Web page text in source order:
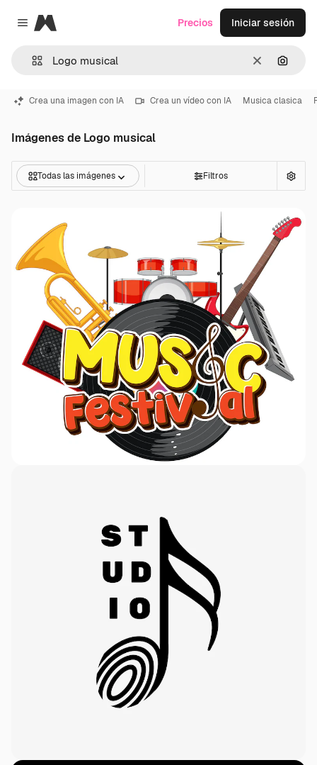
Close menu
Magnific
Borrar
Precios Iniciar sesión
Crea una imagen con IA Crea un vídeo con IA Musica clasica
Imágenes de Logo musical
Todas las imágenes Filtros